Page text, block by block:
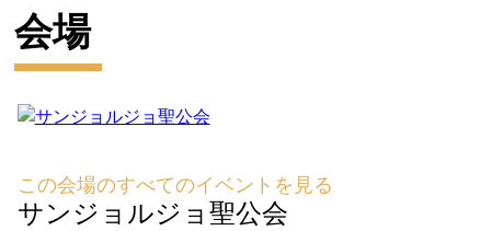
会場
この会場のすべてのイベントを見る
サンジョルジョ聖公会